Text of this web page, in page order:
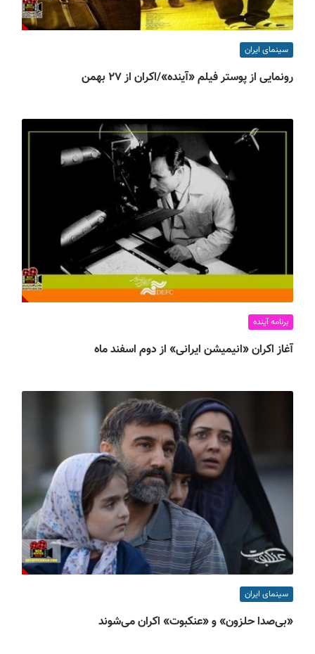
سینمای ایران
رونمایی از پوستر فیلم «آینده»/اکران از ۲۷ بهمن
برنامه آینده
آغاز اکران «انیمیشن ایرانی» از دوم اسفند ماه
سینمای ایران
«بی‌صدا حلزون» و «عنکبوت» اکران می‌شوند